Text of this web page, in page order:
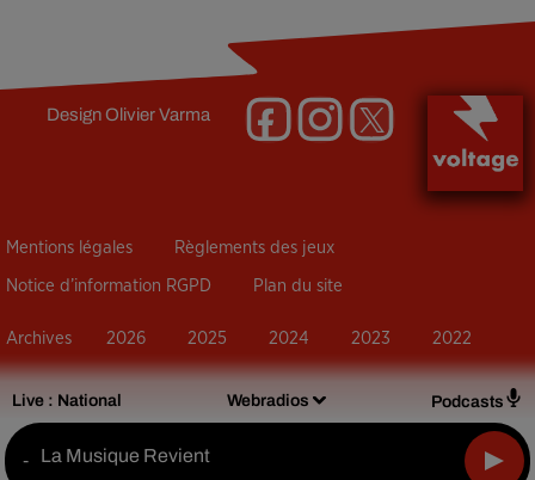
Live : National Webradios Podcasts
- La Musique Revient
DesignOlivier Varma
Mentions légales Règlements des jeux
Notice d’information RGPD Plan du site
Archives 2026 2025 2024 2023 2022